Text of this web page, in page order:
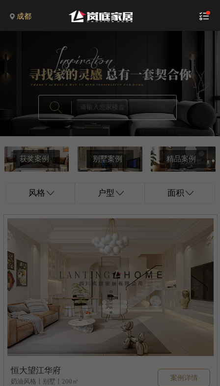
成都
获奖案例 别墅案例 精品案例
风格 户型 面积
恒大望江华府
奶油风格丨别墅丨200㎡ 案例详情